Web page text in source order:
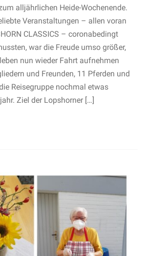
alljährlichen Heide-Wochenende.
Veranstaltungen – allen voran
CLASSICS – coronabedingt
war die Freude umso größer,
nun wieder Fahrt aufnehmen
und Freunden, 11 Pferden und
Reisegruppe nochmal etwas
Ziel der Lopshorner […]